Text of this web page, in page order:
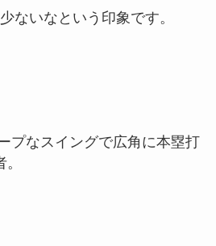
ないなという印象です。
プなスイングで広角に本塁打